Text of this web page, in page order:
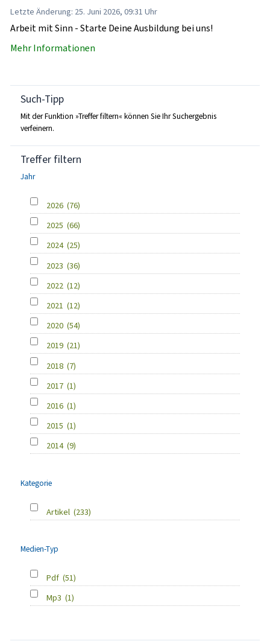
Letzte Änderung: 25. Juni 2026, 09:31 Uhr
Arbeit mit Sinn - Starte Deine Ausbildung bei uns!
Mehr Informationen
Such-Tipp
Mit der Funktion »Treffer filtern« können Sie Ihr Suchergebnis
verfeinern.
Treffer filtern
Jahr
2026 (76)
2025 (66)
2024 (25)
2023 (36)
2022 (12)
2021 (12)
2020 (54)
2019 (21)
2018 (7)
2017 (1)
2016 (1)
2015 (1)
2014 (9)
Kategorie
Artikel (233)
Medien-Typ
Pdf (51)
Mp3 (1)